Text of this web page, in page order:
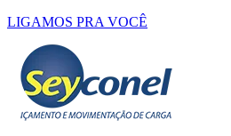
LIGAMOS PRA VOCÊ